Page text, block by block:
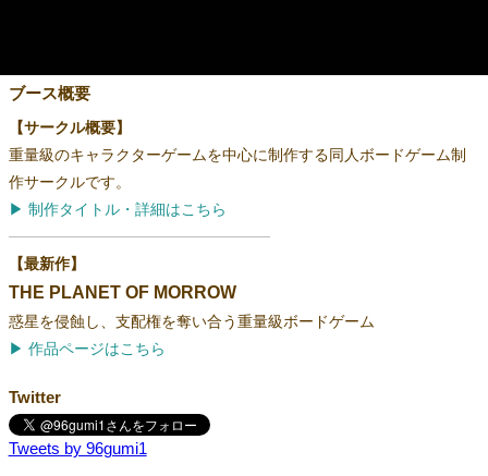
ブース概要
【サークル概要】
重量級のキャラクターゲームを中心に制作する同人ボードゲーム制
作サークルです。
▶ 制作タイトル・詳細はこちら
────────────────────────
【最新作】
THE PLANET OF MORROW
惑星を侵蝕し、支配権を奪い合う重量級ボードゲーム
▶ 作品ページはこちら
Twitter
Tweets by 96gumi1